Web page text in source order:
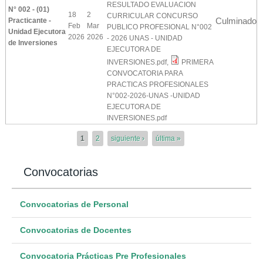
N° 002 - (01)
Practicante -
Unidad Ejecutora
de Inversiones
18
Feb
2026
2
Mar
2026
RESULTADO EVALUACION
CURRICULAR CONCURSO
PUBLICO PROFESIONAL N°002
- 2026 UNAS - UNIDAD
EJECUTORA DE
INVERSIONES.pdf,
PRIMERA
CONVOCATORIA PARA
PRACTICAS PROFESIONALES
N°002-2026-UNAS -UNIDAD
EJECUTORA DE
INVERSIONES.pdf
Culminado
1 2 siguiente › última »
Convocatorias
Convocatorias de Personal
Convocatorias de Docentes
Convocatoria Prácticas Pre Profesionales